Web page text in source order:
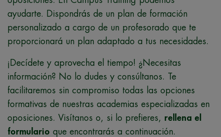
ayudarte. Dispondrás de un plan de formación
personalizado a cargo de un profesorado que te
proporcionará un plan adaptado a tus necesidades.
¡Decídete y aprovecha el tiempo! ¿Necesitas
información? No lo dudes y consúltanos. Te
facilitaremos sin compromiso todas las opciones
formativas de nuestras academias especializadas en
oposiciones. Visítanos o, si lo prefieres, rellena el
formulario que encontrarás a continuación.